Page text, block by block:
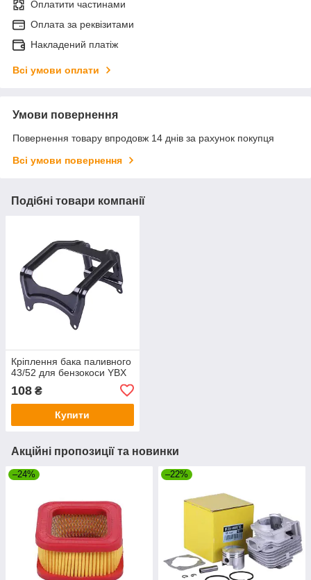
Оплатити частинами
Оплата за реквізитами
Накладений платіж
Всі умови оплати
Умови повернення
Повернення товару впродовж 14 днів за рахунок покупця
Всі умови повернення
Подібні товари компанії
Кріплення бака паливного
43/52 для бензокоси YBX
108 ₴
Купити
Акційні пропозиції та новинки
–24% –22%